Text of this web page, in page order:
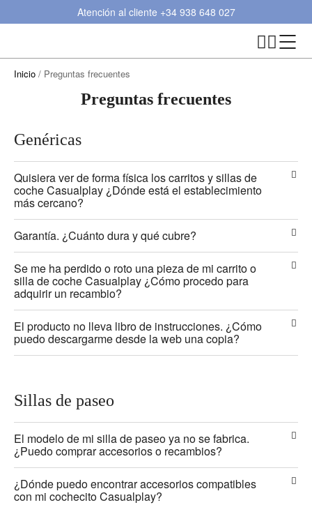
Atención al cliente +34 938 648 027
Inicio / Preguntas frecuentes
Preguntas frecuentes
Genéricas
Quisiera ver de forma física los carritos y sillas de
coche Casualplay ¿Dónde está el establecimiento
más cercano?
Garantía. ¿Cuánto dura y qué cubre?
Se me ha perdido o roto una pieza de mi carrito o
silla de coche Casualplay ¿Cómo procedo para
adquirir un recambio?
El producto no lleva libro de instrucciones. ¿Cómo
puedo descargarme desde la web una copia?
Sillas de paseo
El modelo de mi silla de paseo ya no se fabrica.
¿Puedo comprar accesorios o recambios?
¿Dónde puedo encontrar accesorios compatibles
con mi cochecito Casualplay?